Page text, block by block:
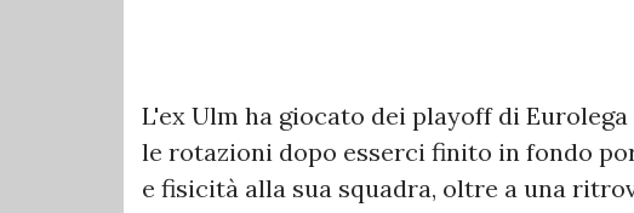
L'ex Ulm ha giocato dei playoff di
le rotazioni dopo esserci finito in fondo
e fisicità alla sua squadra, oltre a una